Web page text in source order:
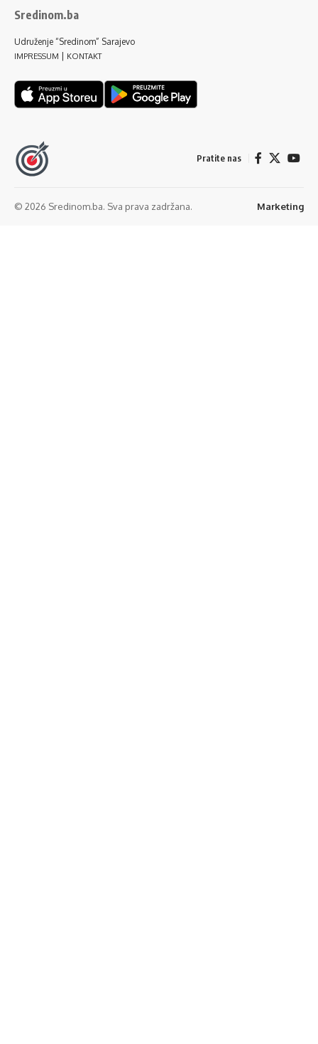
Sredinom.ba
Udruženje “Sredinom” Sarajevo
IMPRESSUM | KONTAKT
Pratite nas
© 2026 Sredinom.ba. Sva prava zadržana. Marketing